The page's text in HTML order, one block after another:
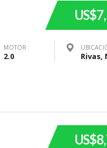
MOTOR
2.0